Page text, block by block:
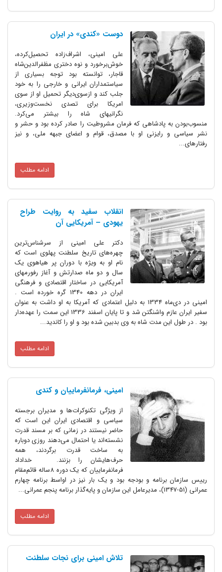
دوست «کندی» در ایران
علی امینی، اشراف‌زاده تحصیل‌کرده،
خوش‌برخورد و نوه دختری مظفرالدین‌شاه
قاجار، توانسته بود توجه بسیاری از
سیاستمداران ایرانی و خارجی را به خود
جلب کند و ازسوی‌دیگر تحمیل او از سوی
امریکا برای تصدی نخست‌وزیری،
نگرانیهای شاه را بیشتر می‌کرد.
منسوب‌بودن به پادشاهی که فرمان مشروطیت را صادر کرده بود و حشر و
نشر سیاسی و رایزنی او با مصدق، قوام و اعضای جبهه ملی، و نیز
رفتارهای...
ادامه مطلب
انقلاب سفید به روایت طراح
یهودی – آمریکایی آن
دکتر علی امینی از سرشناس‌ترین
چهره‌های تاریخ سلطنت پهلوی است که
نام او به ویژه با دوران پر هیاهوی یک
سال و دو ماه صدارتش و آغاز رفورمهای
آمریکایی در ساختار اقتصادی و فرهنگی
ایران در دهه 1340 گره خورده است .
امینی در دی‌ماه 1334 به دلیل اعتمادی که آمریکا به او داشت به عنوان
سفیر ایران عازم واشنگتن شد و تا پایان اسفند 1336 این سمت را عهده‌دار
بود . در طول این مدت شاه به وی بدبین شده بود و او را کاندید...
ادامه مطلب
امینی، فرمانفرماییان و کندی
از ویژگی تکنوکرات‌ها و مدیران برجسته
سیاسی و اقتصادی ایران این است که
حاضر نیستند در زمانی که بر مسند قدرت
نشسته‌اند یا احتمال می‌دهند روزی دوباره
به ساخت قدرت برگردند، همه
حرف‌هایشان را بزنند. خداداد
فرمانفرماییان که یک دوره 8ساله قائم‌مقام
رییس سازمان برنامه و بودجه بود و یک بار نیز در اواسط برنامه چهارم
عمرانی (51-1347)، مدیرعامل این سازمان و پایه‌گذار برنامه پنجم عمرانی...
ادامه مطلب
تلاش امینی برای نجات سلطنت